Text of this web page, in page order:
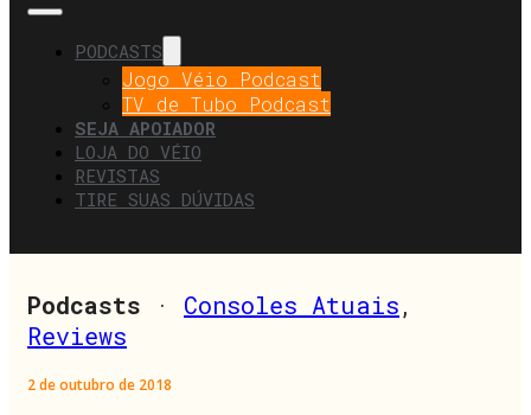
PODCASTS
Jogo Véio Podcast
TV de Tubo Podcast
SEJA APOIADOR
LOJA DO VÉIO
REVISTAS
TIRE SUAS DÚVIDAS
Podcasts · Consoles Atuais,
Reviews
2 de outubro de 2018